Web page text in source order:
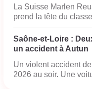
La Suisse Marlen
prend la tête du
Saône-et-Loire :
un accident à Autun
Un violent accident
2026 au soir. Une